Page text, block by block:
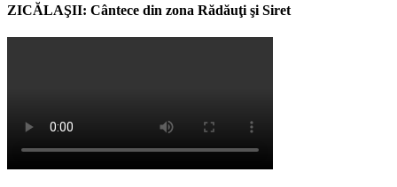
ZICĂLAŞII: Cântece din zona Rădăuţi şi Siret